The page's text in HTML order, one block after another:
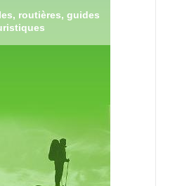
routières, guides